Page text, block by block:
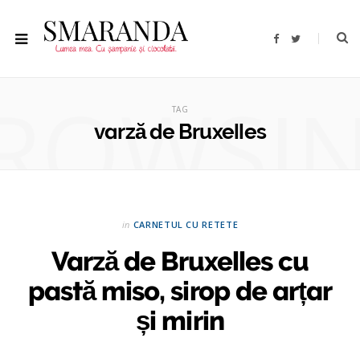
F
T
TAG
varză de Bruxelles
in CARNETUL CU RETETE
Varză de Bruxelles cu
pastă miso, sirop de arțar
și mirin